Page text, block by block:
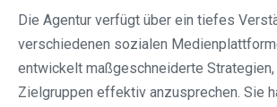
Die Agentur verfügt über ein tiefes
verschiedenen sozialen
entwickelt maßgeschneiderte Strategien,
Zielgruppen effektiv anzusprechen. Sie